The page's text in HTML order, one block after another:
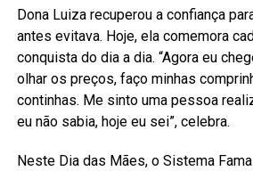
Dona Luiza recuperou a confiança
antes evitava. Hoje, ela comemora
conquista do dia a dia. “Agora eu
olhar os preços, faço minhas
continhas. Me sinto uma pessoa
eu não sabia, hoje eu sei”, celebra.
Neste Dia das Mães, o Sistema